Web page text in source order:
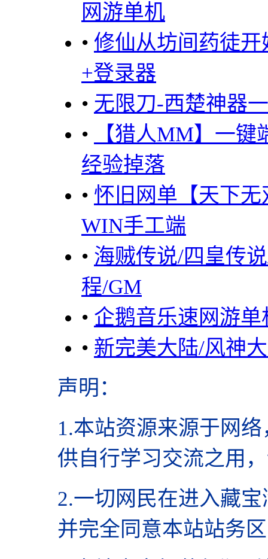
网游单机
• 修仙从坊间药徒
+登录器
• 无限刀-西楚神器
•
【猎人MM】一
经验掉落
• 怀旧网单【天下
WIN手工端
• 海贼传说/四皇传
程/GM
• 企鹅音乐速网游
• 新完美大陆/风神
声明 ：
1.本站资源来源于网络
供自行学习交流之用
2.一切网民在进入藏
并完全同意本站站务